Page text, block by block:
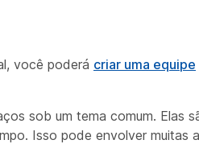
você poderá criar uma equipe
sob um tema comum. Elas
Isso pode envolver muitas